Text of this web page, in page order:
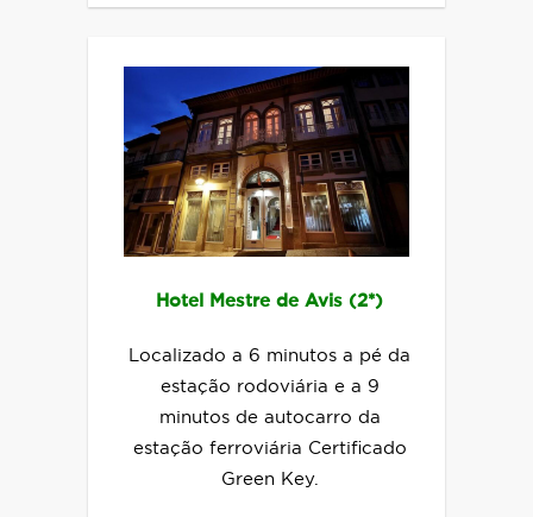
Hotel Mestre de Avis (2*)
Localizado a 6 minutos a pé da
estação rodoviária e a 9
minutos de autocarro da
estação ferroviária Certificado
Green Key.